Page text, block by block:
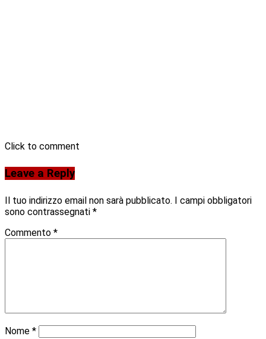
Click to comment
Leave a Reply
Il tuo indirizzo email non sarà pubblicato. I campi obbligatori
sono contrassegnati *
Commento *
Nome *